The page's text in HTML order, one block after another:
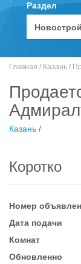
Раздел
Главная / Казань /
Казань /
Коротко
Номер
Дата подачи
Комнат
Обновленно